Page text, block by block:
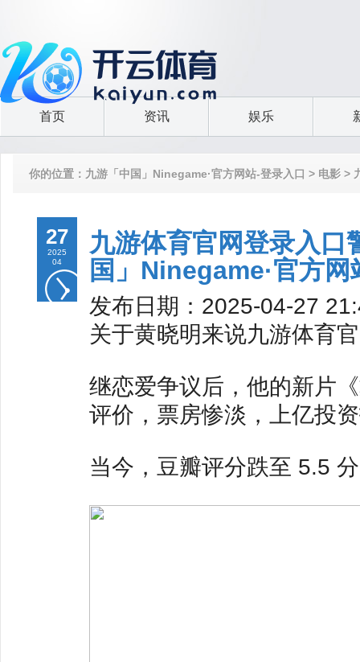
首页 资讯 娱乐
你的位置： 九游「中国」Ninegame·官方网站-登录入口 > 电影 >
27
2025
04
九游体育官网登录入口
国」Ninegame·官方
发布日期：2025-04-27
关于黄晓明来说九游体育
继恋爱争议后，他的新片
评价，票房惨淡，上亿投
当今，豆瓣评分跌至 5.5